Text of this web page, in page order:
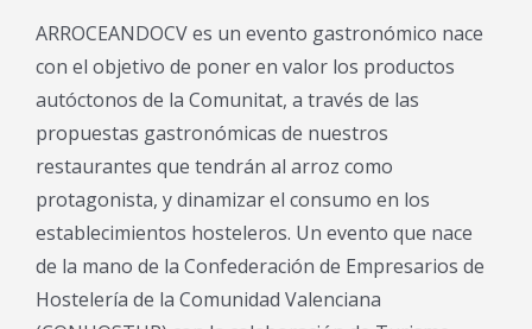
ARROCEANDOCV es un evento gastronómico nace
con el objetivo de poner en valor los productos
autóctonos de la Comunitat, a través de las
propuestas gastronómicas de nuestros
restaurantes que tendrán al arroz como
protagonista, y dinamizar el consumo en los
establecimientos hosteleros. Un evento que nace
de la mano de la Confederación de Empresarios de
Hostelería de la Comunidad Valenciana